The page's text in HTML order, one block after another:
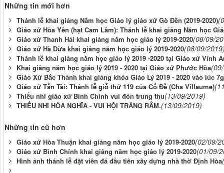
Những tin mới hơn
Thánh lễ khai giảng Năm học Giáo lý giáo xứ Gò Đền (2019-2020)
Giáo xứ Hòa Yên (hạt Cam Lâm): Thánh lễ khai giảng Năm học
Giáo xứ Thanh Hải khai giảng năm học giáo lý 2019-2020(08/09/
Giáo xứ Hà Dừa khai giảng năm học giáo lý 2019-2020(08/09/
Thánh lễ khai giảng năm học giáo lý 2019 -2020 tại Giáo xứ Vĩnh
Khai giảng năm học giáo lý 2019 - 2020 tại Giáo xứ Phước Hòa
Giáo Xứ Bắc Thành khai giảng khóa Giáo Lý 2019 - 2020 vào lúc
Giáo xứ Tấn Tài: Thánh lễ giỗ thứ 119 của Cố Đề (Cha Villaume)
Thiếu nhi giáo xứ Bình Chính vui đón trung thu(13/09/2019)
THIẾU NHI HÒA NGHĨA - VUI HỘI TRĂNG RẰM.(13/09/2019)
Những tin cũ hơn
Giáo xứ Hòa Thuận khai giảng năm học giáo lý 2019-2020(02/09/
Giáo xứ Bình Chính khai giảng năm học giáo lý 2019-2020(01/09/
Hình ảnh thánh lễ đặt viên đá đầu tiên xây dựng nhà thờ Định Hòa